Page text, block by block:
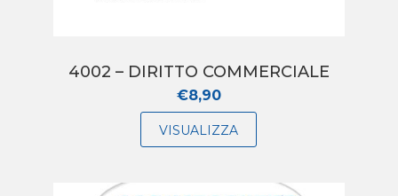
4002 – DIRITTO COMMERCIALE
€8,90
VISUALIZZA